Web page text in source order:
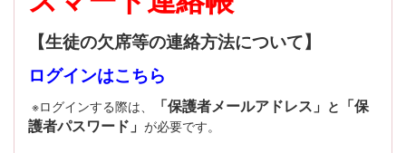
【生徒の欠席等の連絡方法について】
ログインはこちら
※ログインする際は、 「保護者メールアドレス」 と 「保
護者パスワード」 が必要です。